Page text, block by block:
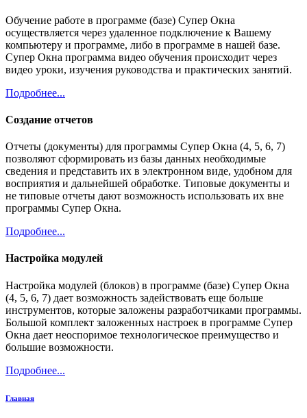
Обучение работе в программе (базе) Супер Окна
осуществляется через удаленное подключение к Вашему
компьютеру и программе, либо в программе в нашей базе.
Супер Окна программа видео обучения происходит через
видео уроки, изучения руководства и практических занятий.
Подробнее...
Создание отчетов
Отчеты (документы) для программы Супер Окна (4, 5, 6, 7)
позволяют сформировать из базы данных необходимые
сведения и представить их в электронном виде, удобном для
восприятия и дальнейшей обработке. Типовые документы и
не типовые отчеты дают возможность использовать их вне
программы Супер Окна.
Подробнее...
Настройка модулей
Настройка модулей (блоков) в программе (базе) Супер Окна
(4, 5, 6, 7) дает возможность задействовать еще больше
инструментов, которые заложены разработчиками программы.
Большой комплект заложенных настроек в программе Супер
Окна дает неоспоримое технологическое преимущество и
большие возможности.
Подробнее...
Главная